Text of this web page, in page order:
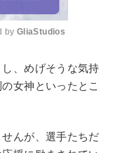
by GliaStudios
、めげそうな気持
女神といったとこ
んが、選手たちだ